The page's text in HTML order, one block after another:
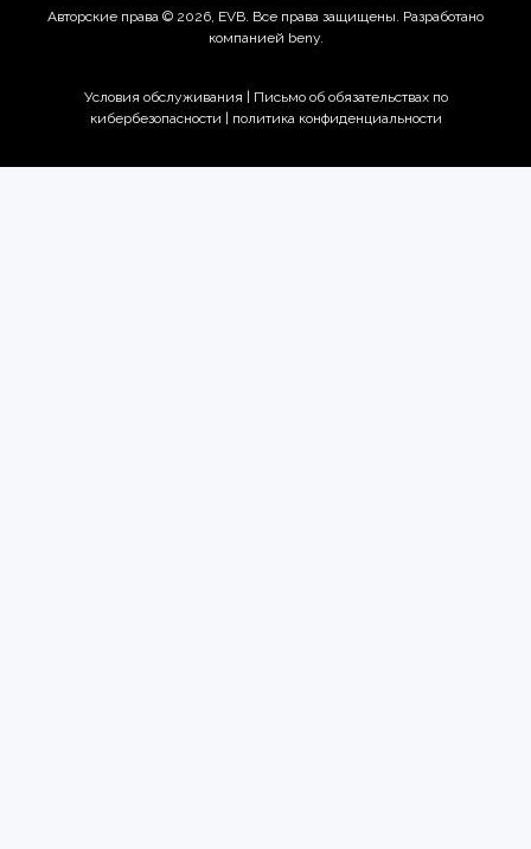
Авторские права © 2026, EVB. Все права защищены. Разработано
компанией beny.
Условия обслуживания
Письмо об обязательствах по
кибербезопасности |
политика конфиденциальности